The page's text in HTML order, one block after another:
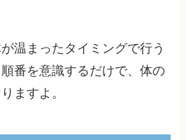
温まったタイミングで行う
番を意識するだけで、体の
ますよ。